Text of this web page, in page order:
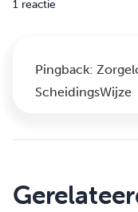
1 reactie
Pingback:
ScheidingsWijze